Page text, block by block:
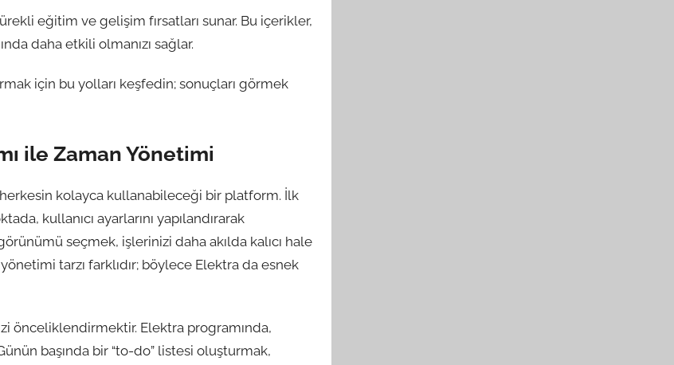
eğitim ve gelişim fırsatları sunar. Bu içerikler,
daha etkili olmanızı sağlar.
için bu yolları keşfedin; sonuçları görmek
ile Zaman Yönetimi
kolayca kullanabileceği bir platform. İlk
kullanıcı ayarlarını yapılandırarak
seçmek, işlerinizi daha akılda kalıcı hale
tarzı farklıdır; böylece Elektra da esnek
önceliklendirmektir. Elektra programında,
başında bir “to-do” listesi oluşturmak,